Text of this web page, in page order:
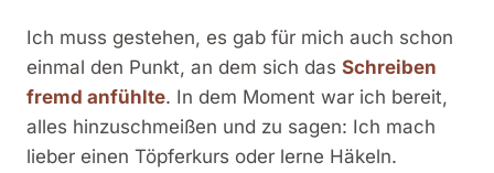
Ich muss gestehen, es gab für mich auch schon
einmal den Punkt, an dem sich das Schreiben
fremd anfühlte. In dem Moment war ich bereit,
alles hinzuschmeißen und zu sagen: Ich mach
lieber einen Töpferkurs oder lerne Häkeln.